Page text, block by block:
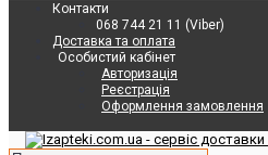
Контакти
068 744 21 11 (Viber)
Доставка та оплата
Особистий кабінет
Авторизація
Реєстрація
Оформлення замовлення